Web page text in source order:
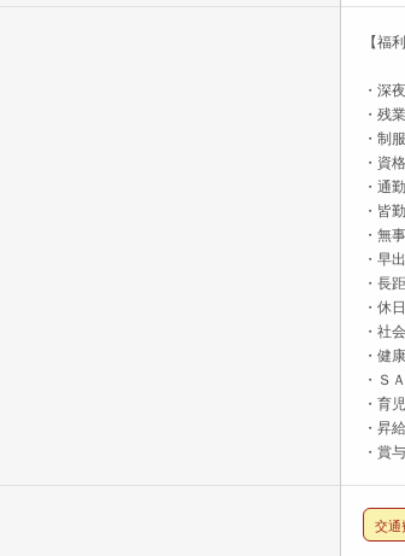
【福
・深
・残
・制
・資
・通
・皆
・無
・早
・長
・休
・社
・健
・Ｓ
・育
・昇
・賞
交通